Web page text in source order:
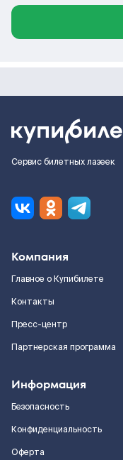
Сервис билетных лазеек
Компания
Главное о Купибилете
Контакты
Пресс-центр
Партнерская программа
Информация
Безопасность
Конфиденциальность
Оферта